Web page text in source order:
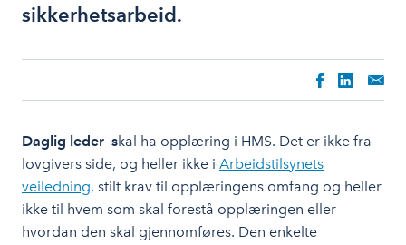
sikkerhetsarbeid.
Daglig leder skal ha opplæring i HMS. Det er ikke fra
lovgivers side, og heller ikke i Arbeidstilsynets
veiledning, stilt krav til opplæringens omfang og heller
ikke til hvem som skal forestå opplæringen eller
hvordan den skal gjennomføres. Den enkelte